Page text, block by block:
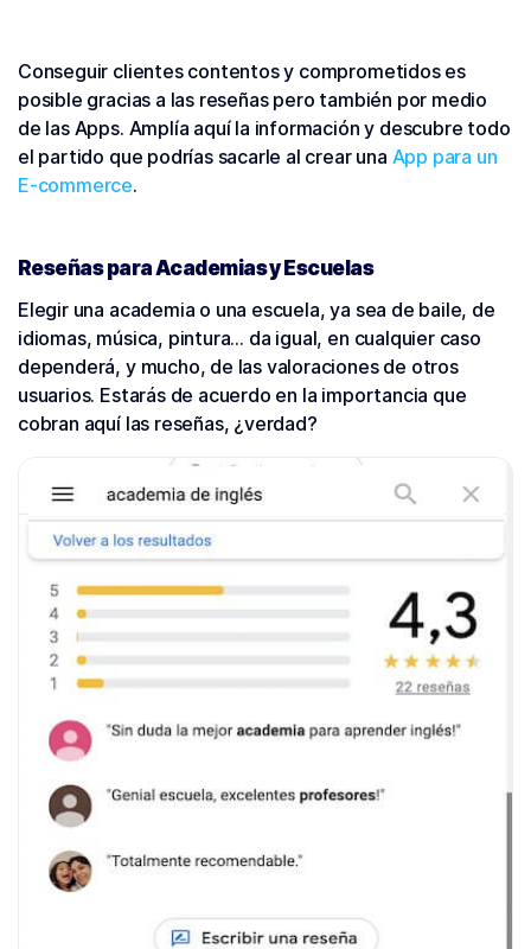
Conseguir clientes contentos y comprometidos es
posible gracias a las reseñas pero también por medio
de las Apps. Amplía aquí la información y descubre todo
el partido que podrías sacarle al crear una App para un
E-commerce.
Reseñas para Academias y Escuelas
Elegir una academia o una escuela, ya sea de baile, de
idiomas, música, pintura… da igual, en cualquier caso
dependerá, y mucho, de las valoraciones de otros
usuarios. Estarás de acuerdo en la importancia que
cobran aquí las reseñas, ¿verdad?